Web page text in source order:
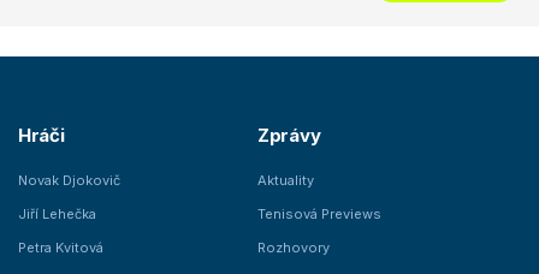
Hráči
Novak Djokovič
Jiří Lehečka
Petra Kvitová
Zprávy
Aktuality
Tenisová Previews
Rozhovory